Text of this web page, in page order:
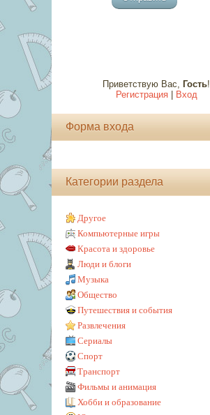
Приветствую Вас, Гость!
Регистрация| Вход
Форма входа
Категории раздела
Другое
Компьютерные игры
Красота и здоровье
Люди и блоги
Музыка
Общество
Путешествия и события
Развлечения
Сериалы
Спорт
Транспорт
Фильмы и анимация
Хобби и образование